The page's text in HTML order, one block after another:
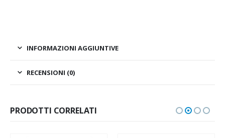
INFORMAZIONI AGGIUNTIVE
RECENSIONI (0)
PRODOTTI CORRELATI